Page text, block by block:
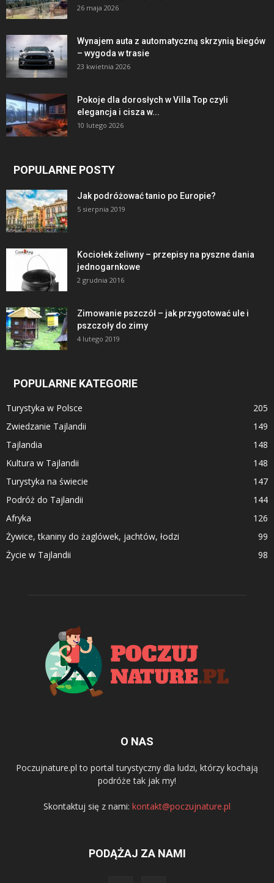
26 maja 2026
Wynajem auta z automatyczną skrzynią biegów
– wygoda w trasie
23 kwietnia 2026
Pokoje dla dorosłych w Villa Top czyli
elegancja i cisza w...
10 lutego 2026
POPULARNE POSTY
Jak podróżować tanio po Europie?
5 sierpnia 2019
Kociołek żeliwny – przepisy na pyszne dania
jednogarnkowe
2 grudnia 2016
Zimowanie pszczół – jak przygotować ule i
pszczoły do zimy
4 lutego 2019
POPULARNE KATEGORIE
Turystyka w Polsce
205
Zwiedzanie Tajlandii
149
Tajlandia
148
Kultura w Tajlandii
148
Turystyka na świecie
147
Podróż do Tajlandii
144
Afryka
126
Żywice, tkaniny do żaglówek, jachtów, łodzi
99
Życie w Tajlandii
98
O NAS
Poczujnature.pl to portal turystyczny dla ludzi, którzy kochają
podróże tak jak my!
Skontaktuj się z nami: kontakt@poczujnature.pl
PODĄŻAJ ZA NAMI